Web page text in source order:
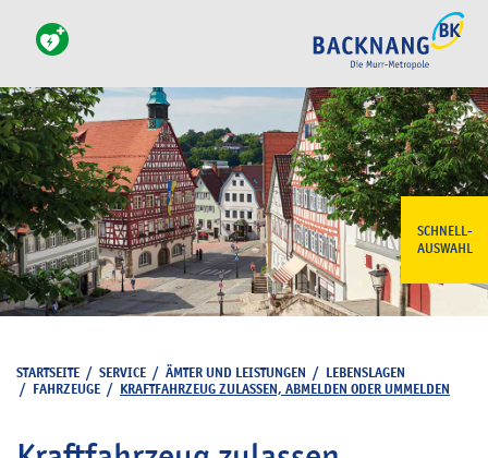
SCHNELL-
AUSWAHL
STARTSEITE / SERVICE / ÄMTER UND LEISTUNGEN / LEBENSLAGEN
/ FAHRZEUGE / KRAFTFAHRZEUG ZULASSEN, ABMELDEN ODER UMMELDEN